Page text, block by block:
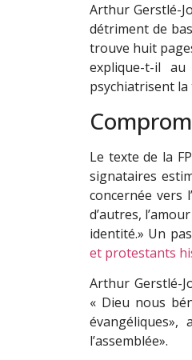
Arthur Gerstlé-
détriment de
trouve huit
explique-t-il
psychiatrisent
Le texte de la
signataires
concernée vers
d’autres,
identité.» Un
et protestants
Arthur Gerstlé-
« Dieu nous
l’assemblée».